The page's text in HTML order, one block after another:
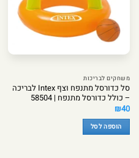
משחקים לבריכות
סל כדורסל מתנפח וצף Intex לבריכה
– כולל כדורסל מתנפח | 58504
₪40
הוספה לסל